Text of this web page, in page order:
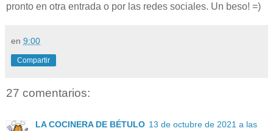
pronto en otra entrada o por las redes sociales. Un beso! =)
en 9:00
Compartir
27 comentarios:
LA COCINERA DE BÉTULO 13 de octubre de 2021 a las